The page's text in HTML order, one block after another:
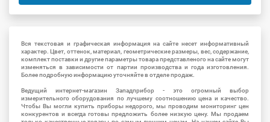
Вся текстовая и графическая информация на сайте несет информативный
характер. Цвет, оттенок, материал, геометрические размеры, вес, содержание,
комплект поставки и другие параметры товара представленого на сайте могут
изменяться в зависимости от партии производства и года изготовления.
Более подробную информацию уточняйте в отделе продаж.
Ведущий интернет-магазин Западприбор - это огромный выбор
измерительного оборудования по лучшему соотношению цена и качество.
Чтобы Вы могли купить приборы недорого, мы проводим мониторинг цен
конкурентов и всегда готовы предложить более низкую цену. Мы продаем